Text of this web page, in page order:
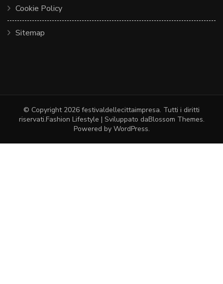
Cookie Policy
Sitemap
© Copyright 2026 festivaldellecittaimpresa. Tutti i diritti
riservati.Fashion Lifestyle | Sviluppato daBlossom Themes.
Powered by WordPress.